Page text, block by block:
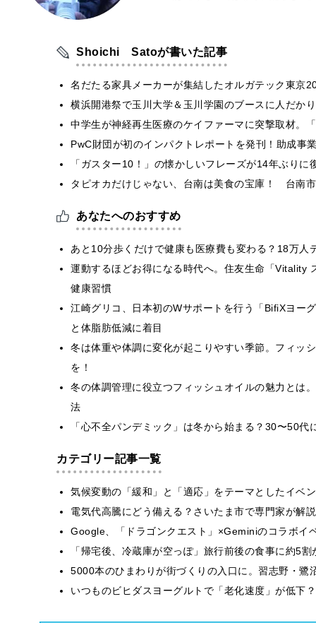
Shoichi Satoが書いた記事
名だたる家具メーカーが集結したオルガテック東京
横浜開港祭で玉川大学＆玉川学園のブースに人だか
中学生が神経再生医療のケイファーマに突撃取材。
PwC財団が初のインパクトレポートを発刊！助成
「ガスター10！」の懐かしいフレーズが14年ぶり
タピオカだけじゃない、台南は美食の宝庫！ 台南
あなたへのおすすめ
あと10分歩くだけで健康も医療費も変わる？18万
運動するほどお得になる時代へ。住友生命「Vitality
健康習慣
江崎グリコ、日本初のWサポートを行う「BifiXヨー
と体脂肪低減に着目
冬は体重や体調に変化が起こりやすい季節。フィッ
を！
冬の体調管理に役立つフィッシュオイルの魅力とは
法
「心不全パンデミック」は冬から始まる？30〜50代
カテゴリー記事一覧
気候変動の「緩和」と「適応」をテーマとしたイベ
電気代高騰にどう備える？さいたま市で専門家が解
Google、「ドラゴンクエスト」×Geminiのコラボイ
「帰宅後、冷蔵庫が空っぽ」旅行前後の食事に約5
5000本のひまわりが街づくりの入口に。習志野・
いつものビヒダスヨーグルトで「老化速度」が低